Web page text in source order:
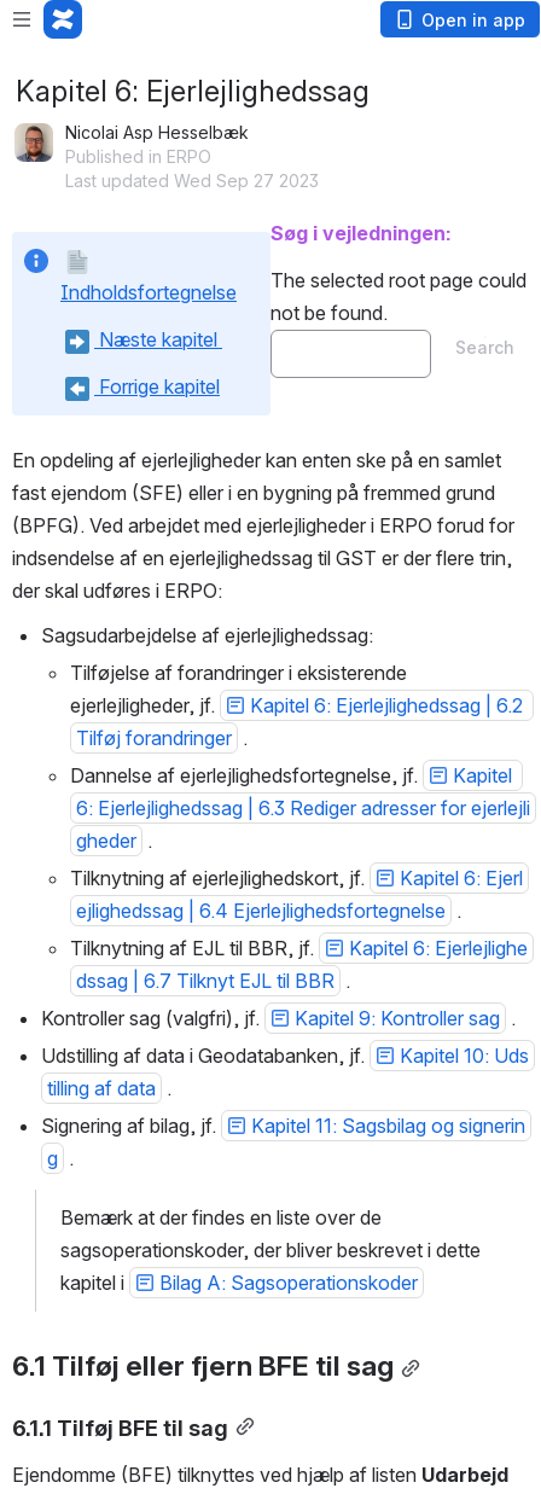
Open in app
Kapitel 6: Ejerlejlighedssag
Nicolai Asp Hesselbæk
Published in ERPO
Last updated Wed Sep 27 2023
Indholdsfortegnelse
Næste kapitel
Forrige kapitel
Søg i vejledningen:
The selected root page could
not be found.
Search
En opdeling af ejerlejligheder kan enten ske på en samlet
fast ejendom (SFE) eller i en bygning på fremmed grund
(BPFG). Ved arbejdet med ejerlejligheder i ERPO forud for
indsendelse af en ejerlejlighedssag til GST er der flere trin,
der skal udføres i ERPO:
Sagsudarbejdelse af ejerlejlighedssag:
Tilføjelse af forandringer i eksisterende
ejerlejligheder, jf.
Kapitel 6: Ejerlejlighedssag | 6.2
Tilføj forandringer .
Dannelse af ejerlejlighedsfortegnelse, jf.
Kapitel
6: Ejerlejlighedssag | 6.3 Rediger adresser for ejerlejli
gheder .
Tilknytning af ejerlejlighedskort, jf.
Kapitel 6: Ejerl
ejlighedssag | 6.4 Ejerlejlighedsfortegnelse .
Tilknytning af EJL til BBR, jf.
Kapitel 6: Ejerlejlighe
dssag | 6.7 Tilknyt EJL til BBR .
Kontroller sag (valgfri), jf.
Kapitel 9: Kontroller sag .
Udstilling af data i Geodatabanken, jf.
Kapitel 10: Uds
tilling af data .
Signering af bilag, jf.
Kapitel 11: Sagsbilag og signerin
g .
Bemærk at der findes en liste over de
sagsoperationskoder, der bliver beskrevet i dette
kapitel i
Bilag A: Sagsoperationskoder
6.1 Tilføj eller fjern BFE til sag
6.1.1 Tilføj BFE til sag
Ejendomme (BFE) tilknyttes ved hjælp af listen Udarbejd